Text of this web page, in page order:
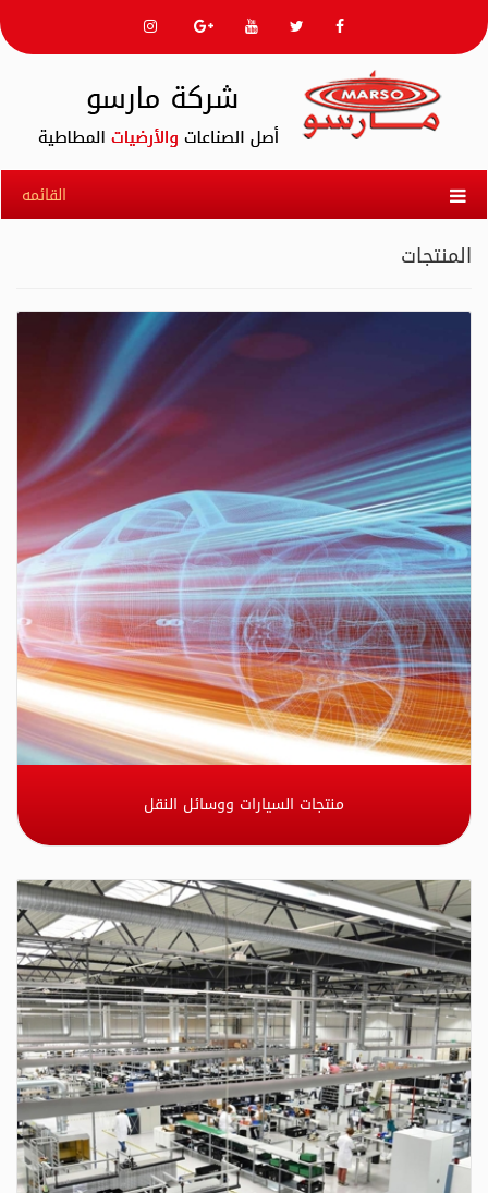
المنتجات
منتجات السيارات ووسائل النقل